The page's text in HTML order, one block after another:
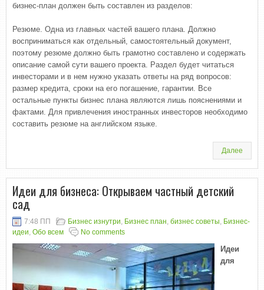
бизнес-план должен быть составлен из разделов:
Резюме. Одна из главных частей вашего плана. Должно
восприниматься как отдельный, самостоятельный документ,
поэтому резюме должно быть грамотно составлено и содержать
описание самой сути вашего проекта. Раздел будет читаться
инвесторами и в нем нужно указать ответы на ряд вопросов:
размер кредита, сроки на его погашение, гарантии. Все
остальные пункты бизнес плана являются лишь пояснениями и
фактами. Для привлечения иностранных инвесторов необходимо
составить резюме на английском языке.
Далее
Идеи для бизнеса: Открываем частный детский
сад
7:48 ПП Бизнес изнутри, Бизнес план, бизнес советы, Бизнес-
идеи, Обо всем No comments
Идеи
для